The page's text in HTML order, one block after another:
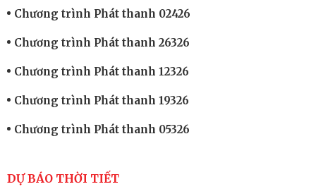
Chương trình Phát thanh 02426
Chương trình Phát thanh 26326
Chương trình Phát thanh 12326
Chương trình Phát thanh 19326
Chương trình Phát thanh 05326
DỰ BÁO THỜI TIẾT